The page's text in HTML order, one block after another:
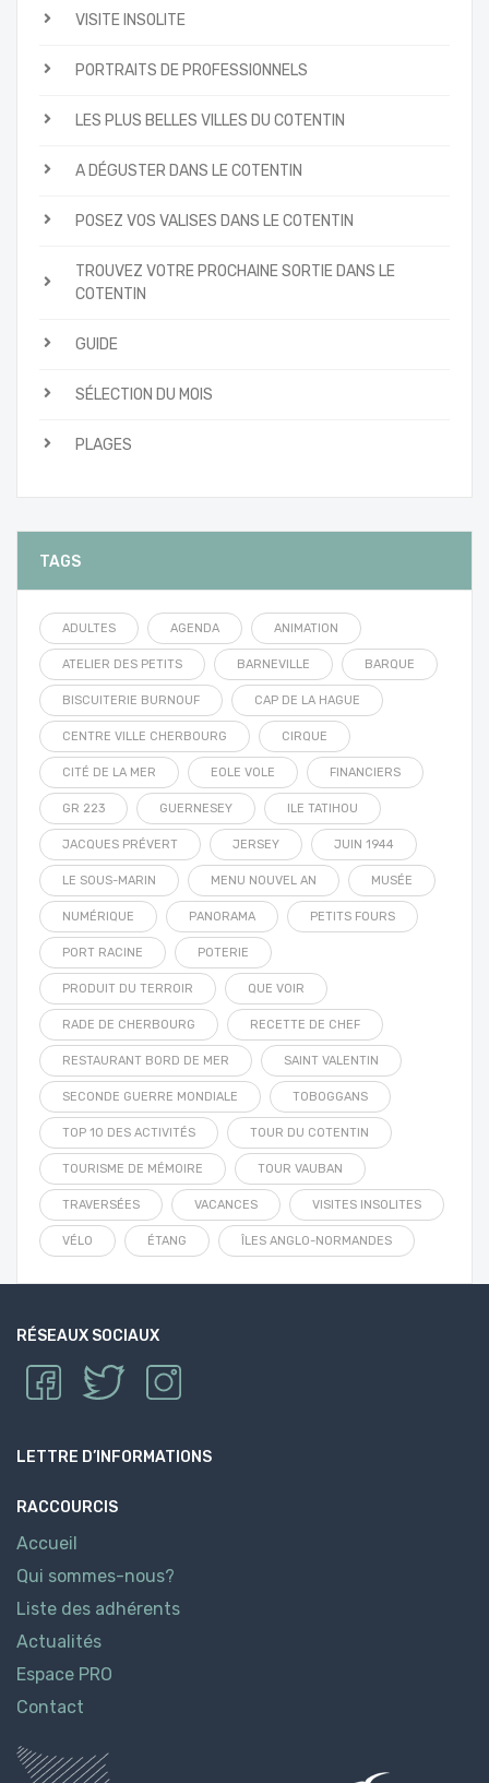
VISITE INSOLITE
PORTRAITS DE PROFESSIONNELS
LES PLUS BELLES VILLES DU COTENTIN
A DÉGUSTER DANS LE COTENTIN
POSEZ VOS VALISES DANS LE COTENTIN
TROUVEZ VOTRE PROCHAINE SORTIE DANS LE
COTENTIN
GUIDE
SÉLECTION DU MOIS
PLAGES
TAGS
ADULTES AGENDA ANIMATION
ATELIER DES PETITS BARNEVILLE BARQUE
BISCUITERIE BURNOUF CAP DE LA HAGUE
CENTRE VILLE CHERBOURG CIRQUE
CITÉ DE LA MER EOLE VOLE FINANCIERS
GR 223 GUERNESEY ILE TATIHOU
JACQUES PRÉVERT JERSEY JUIN 1944
LE SOUS-MARIN MENU NOUVEL AN MUSÉE
NUMÉRIQUE PANORAMA PETITS FOURS
PORT RACINE POTERIE
PRODUIT DU TERROIR QUE VOIR
RADE DE CHERBOURG RECETTE DE CHEF
RESTAURANT BORD DE MER SAINT VALENTIN
SECONDE GUERRE MONDIALE TOBOGGANS
TOP 10 DES ACTIVITÉS TOUR DU COTENTIN
TOURISME DE MÉMOIRE TOUR VAUBAN
TRAVERSÉES VACANCES VISITES INSOLITES
VÉLO ÉTANG ÎLES ANGLO-NORMANDES
RÉSEAUX SOCIAUX
LETTRE D’INFORMATIONS
RACCOURCIS
Accueil
Qui sommes-nous?
Liste des adhérents
Actualités
Espace PRO
Contact